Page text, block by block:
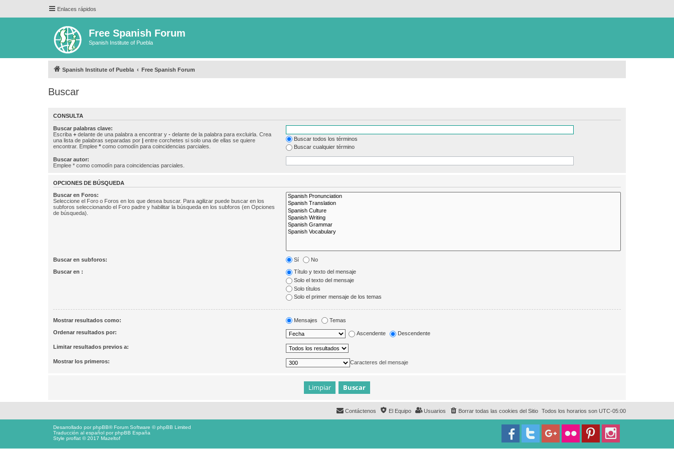
Enlaces rápidos
Free Spanish Forum
Spanish Institute of Puebla
Spanish Institute of Puebla Free Spanish Forum
Buscar
CONSULTA
Buscar palabras clave:
Escriba + delante de una palabra a encontrar y - delante de la palabra para excluirla. Crea
una lista de palabras separadas por | entre corchetes si solo una de ellas se quiere
encontrar. Emplee * como comodín para coincidencias parciales.
Buscar todos los términos
Buscar cualquier término
Buscar autor:
Emplee * como comodín para coincidencias parciales.
OPCIONES DE BÚSQUEDA
Buscar en Foros:
Seleccione el Foro o Foros en los que desea buscar. Para agilizar puede buscar en los
subforos seleccionando el Foro padre y habilitar la búsqueda en los subforos (en Opciones
de búsqueda).
Buscar en subforos: Sí No
Buscar en :
Título y texto del mensaje
Solo el texto del mensaje
Solo títulos
Solo el primer mensaje de los temas
Mostrar resultados como: Mensajes Temas
Ordenar resultados por: Ascendente Descendente
Limitar resultados previos a:
Mostrar los primeros: Caracteres del mensaje
Todos los horarios son UTC-05:00
Borrar todas las cookies del Sitio
Usuarios
El Equipo
Contáctenos
Desarrollado porphpBB® Forum Software © phpBB Limited
Traducción al español porphpBB España
Style proflat © 2017 Mazeltof